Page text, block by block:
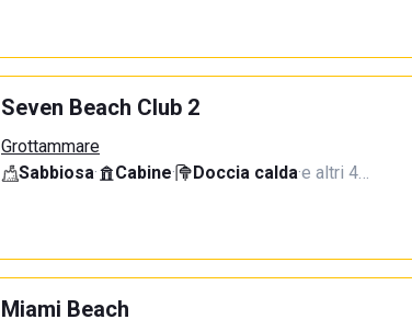
Seven Beach Club 2
Grottammare
Sabbiosa· Cabine· Doccia calda·e altri 4…
Miami Beach